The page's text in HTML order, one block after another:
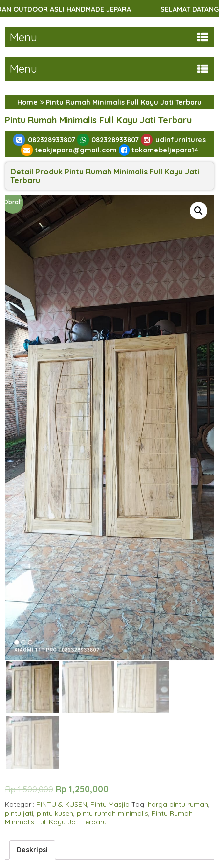
JEPARA SELAMAT DATANG DI
Menu
Menu
Home Pintu Rumah Minimalis Full Kayu Jati Terbaru
Pintu Rumah Minimalis Full Kayu Jati Terbaru
082328933807 082328933807
udinfurnitures
teakjepara@gmail.com
tokomebeljepara14
Detail Produk Pintu Rumah Minimalis Full Kayu Jati
Terbaru
Obral!
Rp1,500,000 Rp 1,250,000
Kategori: PINTU & KUSEN, Pintu Masjid Tag: harga pintu rumah,
pintu jati, pintu kusen, pintu rumah minimalis, Pintu Rumah
Minimalis Full Kayu Jati Terbaru
Deskripsi